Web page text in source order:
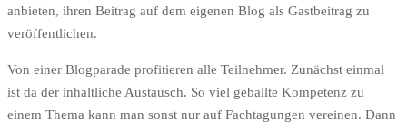
anbieten, ihren Beitrag auf dem eigenen Blog als Gastbeitrag zu
veröffentlichen.
Von einer Blogparade profitieren alle Teilnehmer. Zunächst einmal
ist da der inhaltliche Austausch. So viel geballte Kompetenz zu
einem Thema kann man sonst nur auf Fachtagungen vereinen. Dann